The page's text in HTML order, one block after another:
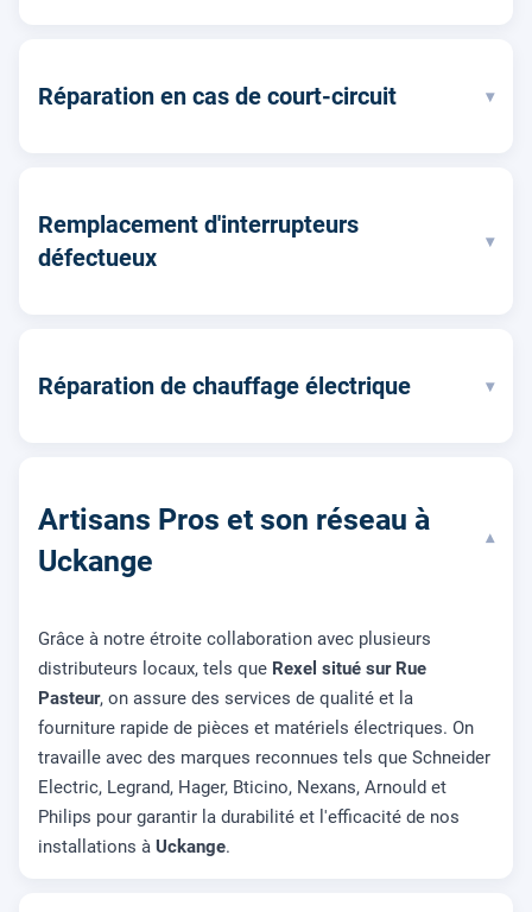
Réparation en cas de court-circuit ▾
Remplacement d'interrupteurs
défectueux
▾
Réparation de chauffage électrique ▾
Artisans Pros et son réseau à
Uckange
▾
Grâce à notre étroite collaboration avec plusieurs
distributeurs locaux, tels que Rexel situé sur Rue
Pasteur, on assure des services de qualité et la
fourniture rapide de pièces et matériels électriques. On
travaille avec des marques reconnues tels que Schneider
Electric, Legrand, Hager, Bticino, Nexans, Arnould et
Philips pour garantir la durabilité et l'efficacité de nos
installations à Uckange.